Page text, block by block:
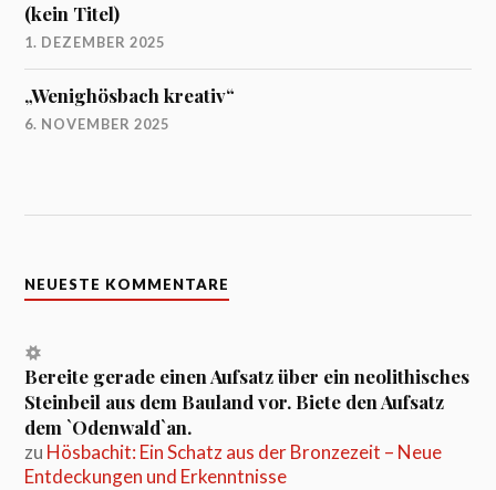
(kein Titel)
1. DEZEMBER 2025
„Wenighösbach kreativ“
6. NOVEMBER 2025
NEUESTE KOMMENTARE
Bereite gerade einen Aufsatz über ein neolithisches
Steinbeil aus dem Bauland vor. Biete den Aufsatz
dem `Odenwald`an.
zu Hösbachit: Ein Schatz aus der Bronzezeit – Neue
Entdeckungen und Erkenntnisse